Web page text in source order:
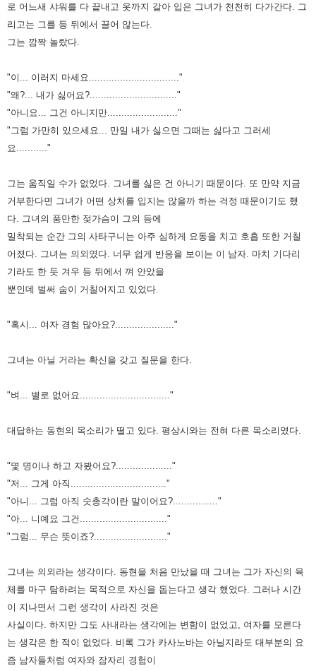
로 어느새 샤워를 다 끝내고 옷까지 갈아 입은 그녀가 천천히 다가간다. 그
리고는 그를 등 뒤에서 끌어 않는다.
그는 깜짝 놀랐다.
"이... 이러지 마세요................................"
"왜?... 내가 싫어요?..............................."
"아니요... 그건 아니지만........................."
"그럼 가만히 있으세요... 만일 내가 싫으면 그때는 싫다고 그러세
요..........."
그는 움직일 수가 없었다. 그녀를 싫은 건 아니기 때문이다. 또 만약 지금
거부한다면 그녀가 어떤 상처를 입지는 않을까 하는 걱정 때문이기도 했
다.
그녀의 풍만한 젖가슴이 그의 등에
밀착되는 순간 그의 사타구니는 아주 심하게 요동을 치고 호흡 또한 거칠
어졌다.
그녀는 의외였다. 너무 쉽게 반응을 보이는 이 남자. 마치 기다리
기라도 한 듯 겨우 등 뒤에서 껴 안았을
뿐인데 벌써 숨이 거칠어지고 있었다.
"혹시... 여자 경험 많아요?....................."
그녀는 아닐 거라는 확신을 갖고 질문을 한다.
"벼... 별로 없어요................................"
대답하는 동현의 목소리가 떨고 있다. 평상시와는 전혀 다른 목소리였다.
"몇 명이나 하고 자봤어요?...................."
"저... 그게 아직.................................."
"아니... 그럼 아직 숫총각이란 말이어요?................"
"아... 니예요 그건..............................."
"그럼... 무슨 뜻이죠?.........................."
그녀는 의외라는 생각이다. 동현을 처음 만났을 때 그녀는 그가 자신의 육
체를 마구 탐하려는 목적으로 자신을 돕는다고 생각 했었다.
그러나 시간
이 지나면서 그런 생각이 사라진 것은
사실이다. 하지만 그도 사내라는 생각에는 변함이 없었고, 여자를 모른다
는 생각은 한 적이 없었다. 비록 그가 카사노바는 아닐지라도 대부분의 요
즘 남자들처럼 여자와 잠자리 경험이